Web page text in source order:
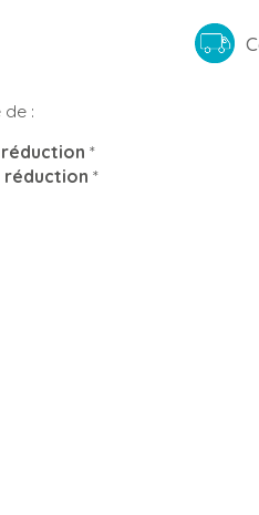
:
réduction *
réduction *